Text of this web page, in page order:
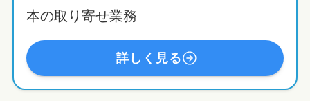
本の取り寄せ業務
詳しく見る